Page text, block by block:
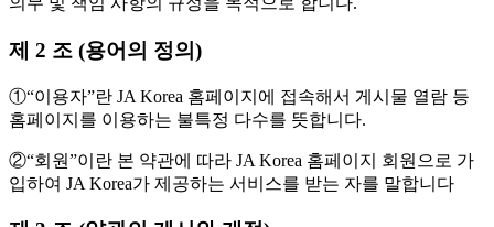
제 2 조 (용어의 정의)
①“이용자”란 JA Korea 홈페이지에 접속해서 게시물 열람 등
홈페이지를 이용하는 불특정 다수를 뜻합니다.
②“회원”이란 본 약관에 따라 JA Korea 홈페이지 회원으로 가
입하여 JA Korea가 제공하는 서비스를 받는 자를 말합니다